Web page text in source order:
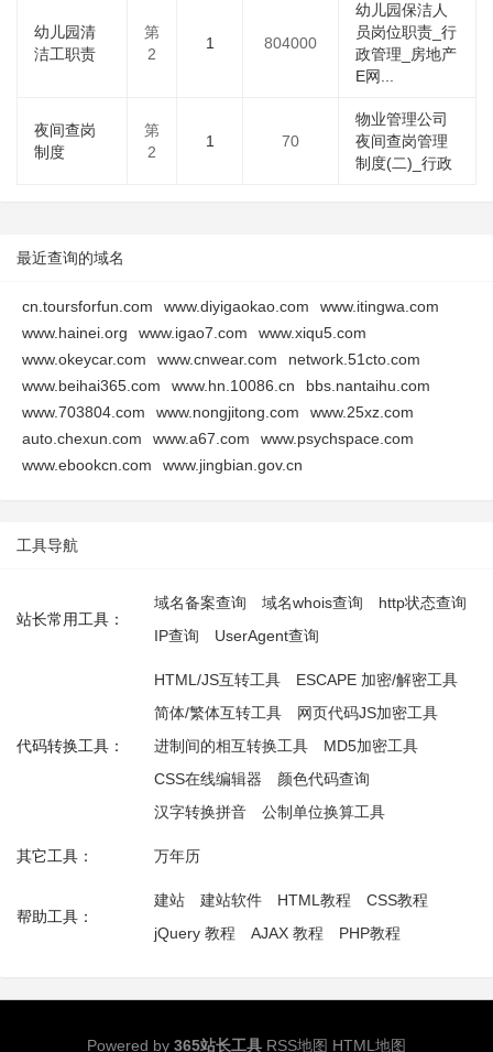
幼儿园清
洁工职责
第
2
1 804000
幼儿园保洁人
员岗位职责_行
政管理_房地产
E网...
夜间查岗
制度
第
2
1 70
物业管理公司
夜间查岗管理
制度(二)_行政
最近查询的域名
cn.toursforfun.com www.diyigaokao.com
www.itingwa.com
www.hainei.org
www.igao7.com
www.xiqu5.com
www.okeycar.com
www.cnwear.com
network.51cto.com
www.beihai365.com
www.hn.10086.cn
bbs.nantaihu.com
www.703804.com
www.nongjitong.com
www.25xz.com
auto.chexun.com
www.a67.com
www.psychspace.com
www.ebookcn.com
www.jingbian.gov.cn
工具导航
站长常用工具：
域名备案查询 域名whois查询
http状态查询
IP查询
UserAgent查询
代码转换工具：
HTML/JS互转工具
ESCAPE 加密/解密工具
简体/繁体互转工具
网页代码JS加密工具
进制间的相互转换工具
MD5加密工具
CSS在线编辑器
颜色代码查询
汉字转换拼音
公制单位换算工具
其它工具： 万年历
帮助工具：
建站 建站软件 HTML教程
CSS教程
jQuery 教程
AJAX 教程 PHP教程
Powered by 365站长工具 RSS地图 HTML地图